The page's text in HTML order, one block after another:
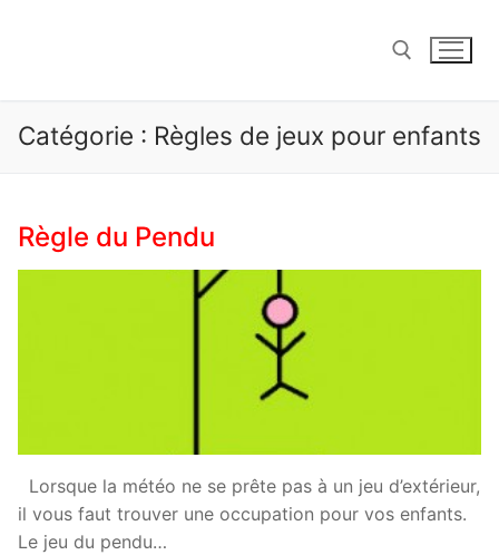
Rechercher :
Catégorie : Règles de jeux pour enfants
Règle du Pendu
Lorsque la météo ne se prête pas à un jeu d’extérieur,
il vous faut trouver une occupation pour vos enfants.
Le jeu du pendu…